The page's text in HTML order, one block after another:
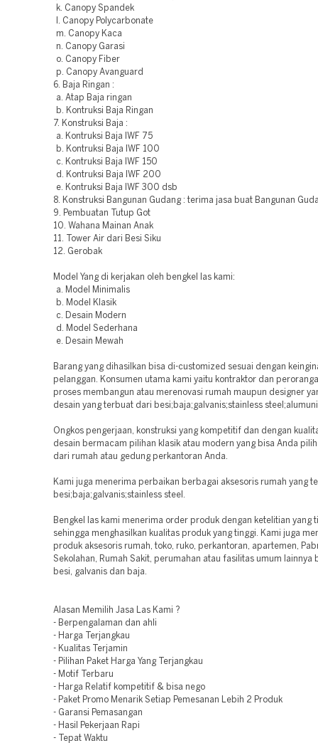
k. Canopy Spandek
l. Canopy Polycarbonate
m. Canopy Kaca
n. Canopy Garasi
o. Canopy Fiber
p. Canopy Avanguard
6. Baja Ringan :
a. Atap Baja ringan
b. Kontruksi Baja Ringan
7. Konstruksi Baja :
a. Kontruksi Baja IWF 75
b. Kontruksi Baja IWF 100
c. Kontruksi Baja IWF 150
d. Kontruksi Baja IWF 200
e. Kontruksi Baja IWF 300 dsb
8. Konstruksi Bangunan Gudang : terima jasa buat Bangunan
9. Pembuatan Tutup Got
10. Wahana Mainan Anak
11. Tower Air dari Besi Siku
12. Gerobak
Model Yang di kerjakan oleh bengkel las kami:
a. Model Minimalis
b. Model Klasik
c. Desain Modern
d. Model Sederhana
e. Desain Mewah
Barang yang dihasilkan bisa di-customized sesuai dengan
pelanggan. Konsumen utama kami yaitu kontraktor dan
proses membangun atau merenovasi rumah maupun designer
desain yang terbuat dari besi;baja;galvanis;stainless
Ongkos pengerjaan, konstruksi yang kompetitif dan dengan
desain bermacam pilihan klasik atau modern yang bisa Anda
dari rumah atau gedung perkantoran Anda.
Kami juga menerima perbaikan berbagai aksesoris rumah yang
besi;baja;galvanis;stainless steel.
Bengkel las kami menerima order produk dengan ketelitian yang
sehingga menghasilkan kualitas produk yang tinggi. Kami juga
produk aksesoris rumah, toko, ruko, perkantoran, apartemen,
Sekolahan, Rumah Sakit, perumahan atau fasilitas umum lainnya
besi, galvanis dan baja.
Alasan Memilih Jasa Las Kami ?
- Berpengalaman dan ahli
- Harga Terjangkau
- Kualitas Terjamin
- Pilihan Paket Harga Yang Terjangkau
- Motif Terbaru
- Harga Relatif kompetitif & bisa nego
- Paket Promo Menarik Setiap Pemesanan Lebih 2 Produk
- Garansi Pemasangan
- Hasil Pekerjaan Rapi
- Tepat Waktu